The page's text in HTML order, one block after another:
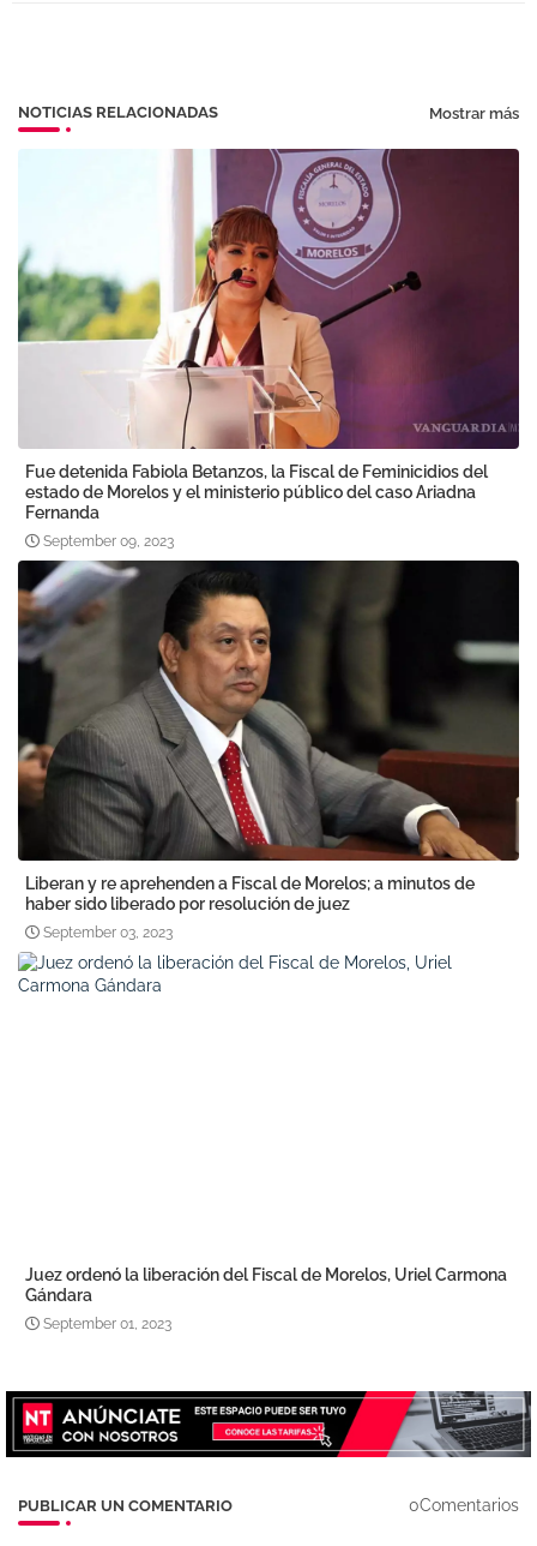
NOTICIAS RELACIONADAS Mostrar más
Fue detenida Fabiola Betanzos, la Fiscal de Feminicidios del
estado de Morelos y el ministerio público del caso Ariadna
Fernanda
September 09, 2023
Liberan y re aprehenden a Fiscal de Morelos; a minutos de
haber sido liberado por resolución de juez
September 03, 2023
Juez ordenó la liberación del Fiscal de Morelos, Uriel Carmona
Gándara
September 01, 2023
PUBLICAR UN COMENTARIO 0Comentarios